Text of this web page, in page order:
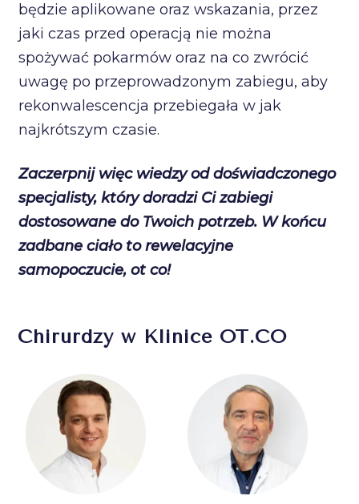
będzie aplikowane oraz wskazania, przez
jaki czas przed operacją nie można
spożywać pokarmów oraz na co zwrócić
uwagę po przeprowadzonym zabiegu, aby
rekonwalescencja przebiegała w jak
najkrótszym czasie.
Zaczerpnij więc wiedzy od doświadczonego
specjalisty, który doradzi Ci zabiegi
dostosowane do Twoich potrzeb. W końcu
zadbane ciało to rewelacyjne
samopoczucie, ot co!
Chirurdzy w Klinice OT.CO